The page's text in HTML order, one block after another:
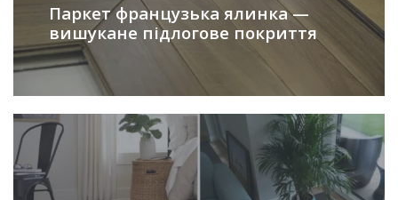
Паркет французька ялинка —
вишукане підлогове покриття